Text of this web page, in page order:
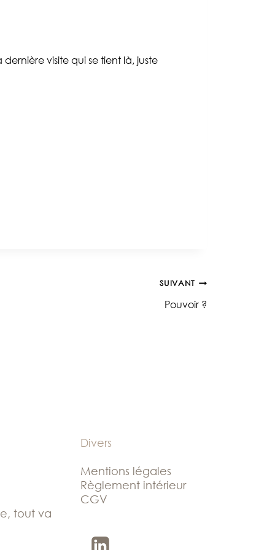
visite qui se tient là, juste
SUIVANT
Pouvoir ?
tout va
Divers
Mentions légales
Règlement intérieur
CGV